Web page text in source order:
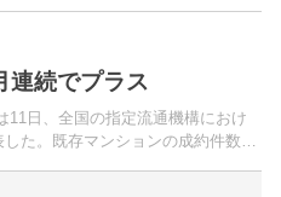
た。東京都心5区...
連続でプラス
11日、全国の指定流通機構におけ
た。既存マンションの成約件数は